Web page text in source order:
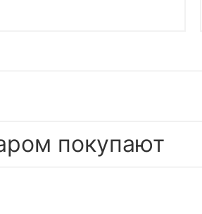
покупают